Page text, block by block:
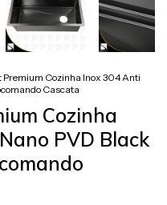
Premium Cozinha Inox 304 Anti
Cascata
Cozinha
PVD Black